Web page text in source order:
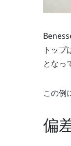
トッ
となっ
この例
偏